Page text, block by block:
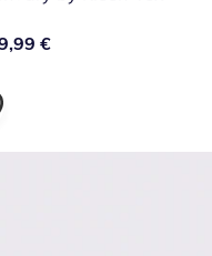
€ €